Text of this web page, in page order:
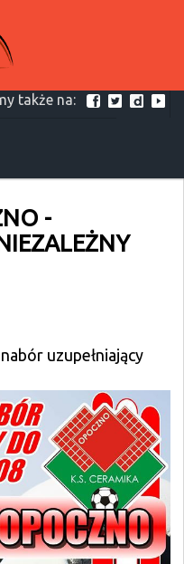
także na:
-
uzupełniający